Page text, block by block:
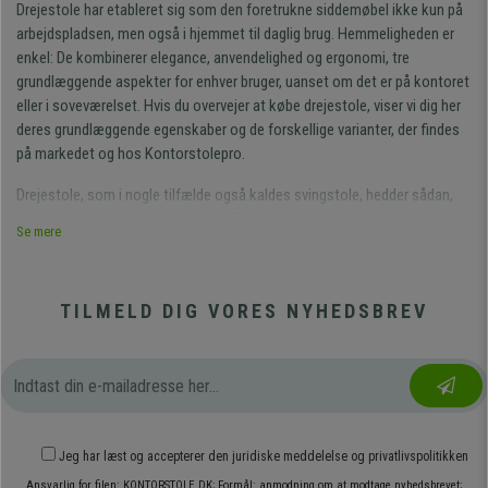
Drejestole har etableret sig som den foretrukne siddemøbel ikke kun på
arbejdspladsen, men også i hjemmet til daglig brug. Hemmeligheden er
enkel: De kombinerer elegance, anvendelighed og ergonomi, tre
grundlæggende aspekter for enhver bruger, uanset om det er på kontoret
eller i soveværelset. Hvis du overvejer at købe drejestole, viser vi dig her
deres grundlæggende egenskaber og de forskellige varianter, der findes
på markedet og hos Kontorstolepro.
Drejestole, som i nogle tilfælde også kaldes svingstole, hedder sådan,
normalt er på linje med den centrale cylinder, der fungerer som base og
eksempel:
og flytte sig fra det ene til det andet hurtigt og nemt, hvilket også
At komme ind og ud af arbejdsområdet, dvs. sætte benene under
skrivebordet uden at skulle trække stolen.
Se mere
TILMELD DIG VORES NYHEDSBREV
Jeg har læst og accepterer den juridiske meddelelse og privatlivspolitikken